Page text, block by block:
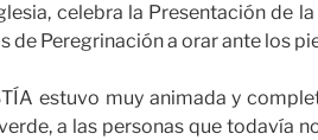
celebra la Presentación de
Peregrinación a orar ante los
estuvo muy animada y
a las personas que todavía